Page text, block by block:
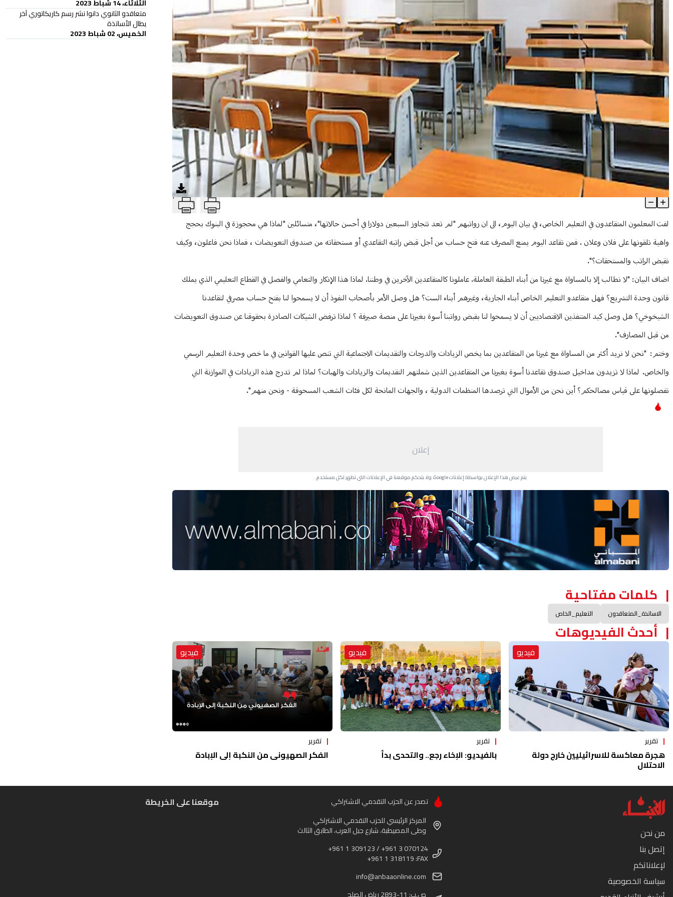
متقاعدو التعليم الخاص: لمساواتنا مع غيرنا بما يخص الزيادات والدرجات والتقديمات الاجتماعية T
Article Content
لفت المعلمون المتقاعدون في التعليم الخاص، في بيان اليوم، الى ان رواتبهم "لم تعد تتجاوز السبعين دولارا في أحسن حالاتها"، متسائلين "لماذا هي محجوزة في البنوك بحجج
واهية تلقونها على فلان وعلان . فمن تقاعد اليوم يمنع المصرف عنه فتح حساب من أجل قبض راتبه التقاعدي أو مستحقاته من صندوق التعويضات ، فماذا نحن فاعلون، وكيف
نقبض الراتب والمستحقات؟".
اضاف البيان: "لا نطالب إلا بالمساواة مع غيرنا من أبناء الطبقة العاملة. عاملونا كالمتقاعدين الآخرين في وطننا. لماذا هذا الإنكار والتعامي والفصل في القطاع التعليمي الذي يملك
قانون وحدة التشريع؟ فهل متقاعدو التعليم الخاص أبناء الجارية، وغيرهم أبناء الست؟ هل وصل الأمر بأصحاب النفوذ أن لا يسمحوا لنا بفتح حساب مصرفي لتقاعدنا
الشيخوخي؟ هل وصل كيد المتنفذين الاقتصاديين أن لا يسمحوا لنا بقبض رواتبنا أسوة بغيرنا على منصة صيرفة ؟ لماذا ترفض الشيكات الصادرة بحقوقنا عن صندوق التعويضات
من قبل المصارف".
وختم: "نحن لا نريد أكثر من المساواة مع غيرنا من المتقاعدين بما يخص الزيادات والدرجات والتقديمات الاجتماعية التي تنص عليها القوانين في ما خص وحدة التعليم الرسمي
والخاص. لماذا لا تزيدون مداخيل صندوق تقاعدنا أسوة بغيرنا من المتقاعدين الذين شملتهم التقديمات والزيادات والهبات؟ لماذا لم تدرج هذه الزيادات في الموازنة التي
تفصلونها على قياس مصالحكم؟ أين نحن من الأموال التي ترصدها المنظمات الدولية ، والجهات المانحة لكل فئات الشعب المسحوقة - ونحن منهم".
إعلان
يتم عرض هذا الإعلان بواسطة إعلانات Google، ولا يتحكم موقعنا في الإعلانات التي تظهر لكل مستخدم.
Advertisement Section
كلمات مفتاحية
الاساتذة_المتعاقدون التعليم_الخاص
أحدث الفيديوهات
فيديو
تقرير
هجرة معاكسة للاسرائيليين خارج دولة
الاحتلال
فيديو
تقرير
بالفيديو: الإخاء رجع.. والتحدي بدأ
فيديو
تقرير
الفكر الصهيوني من النكبة إلى الإبادة
الثلاثاء، 14 شباط 2023
متعاقدو الثانوي دانوا نشر رسم كاريكاتوري آخر
يطال الأساتذة
الخميس، 02 شباط 2023
من نحن
إتصل بنا
لإعلاناتكم
سياسة الخصوصية
تصدر عن الحزب التقدمي الاشتراكي
المركز الرئيسي للحزب التقدمي الاشتراكي
وطى المصيطبة، شارع جبل العرب، الطابق الثالث
+961 1 309123 / +961 3 070124
+961 1 318119 :FAX
info@anbaaonline.com
ص.ب: 11-2893 رياض الصلح
موقعنا على الخريطة